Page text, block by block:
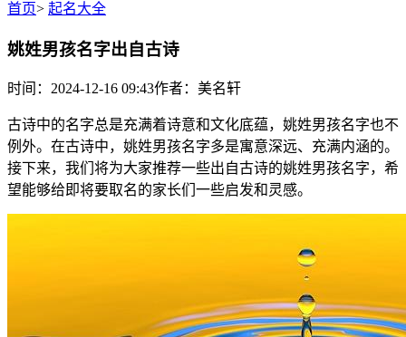
首页> 起名大全
姚姓男孩名字出自古诗
时间：2024-12-16 09:43作者：美名轩
古诗中的名字总是充满着诗意和文化底蕴，姚姓男孩名字也不
例外。在古诗中，姚姓男孩名字多是寓意深远、充满内涵的。
接下来，我们将为大家推荐一些出自古诗的姚姓男孩名字，希
望能够给即将要取名的家长们一些启发和灵感。